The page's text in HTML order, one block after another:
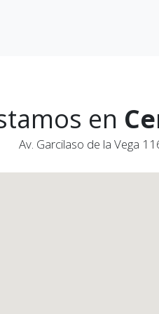
en
Av. Garcilaso de la Vega